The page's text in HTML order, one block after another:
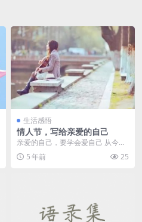
生活感悟
情人节，写给亲爱的自己
亲爱的自己，要学会爱自己 从今天
起，让自己平平淡淡的活着，学着
爱自己，你是独一无...
5 年前 25